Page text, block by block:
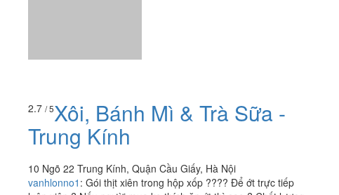
2.7/ 5Xôi, Bánh Mì & Trà Sữa -
10 Ngõ 22 Trung Kính, Quận Cầu Giấy, Hà Nội
vanhlonno1 Gói thịt xiên trong hộp xốp ???? Để ớt trực tiếp
luôn xiên ? Nếu người mua ko thích ăn ớt thì sao ? Chất lượng
thịt xiên thì ko đặc sắc. Thịt thì ít mà...